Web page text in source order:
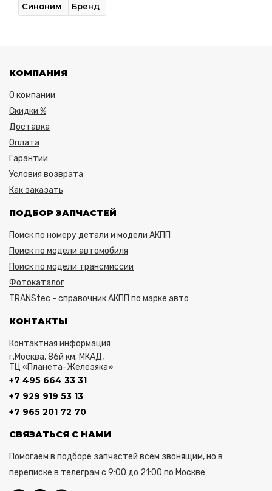
Синоним Бренд
КОМПАНИЯ
О компании
Скидки %
Доставка
Оплата
Гарантии
Условия возврата
Как заказать
ПОДБОР ЗАПЧАСТЕЙ
Поиск по номеру детали и модели АКПП
Поиск по модели автомобиля
Поиск по модели трансмиссии
Фотокаталог
TRANStec - справочник АКПП по марке авто
КОНТАКТЫ
Контактная информация
г.Москва, 86й км. МКАД,
ТЦ «Планета-Железяка»
+7 495 664 33 31
+7 929 919 53 13
+7 965 201 72 70
СВЯЗАТЬСЯ С НАМИ
Помогаем в подборе запчастей всем звонящим, но в
переписке в телеграм с 9:00 до 21:00 по Москве